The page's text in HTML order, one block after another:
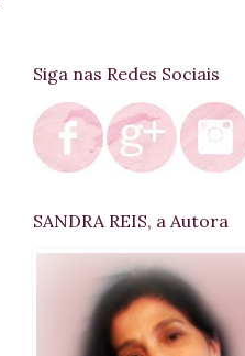
Siga nas Redes Sociais
SANDRA REIS, a Autora